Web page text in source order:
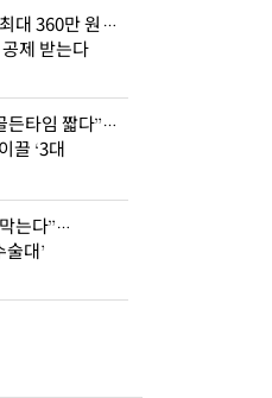
대 360만 원…
제 받는다
든타임 짧다”…
끌 ‘3대
는다”…
술대’